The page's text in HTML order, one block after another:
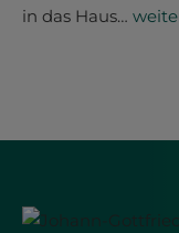
in das Haus…